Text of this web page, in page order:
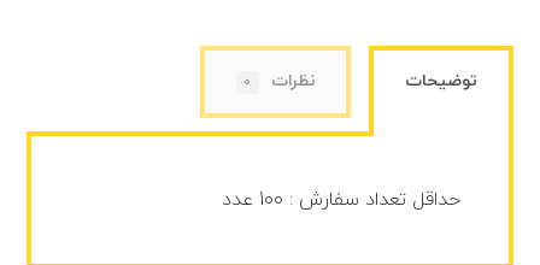
توضیحات نظرات 0
حداقل تعداد سفارش : 100 عدد